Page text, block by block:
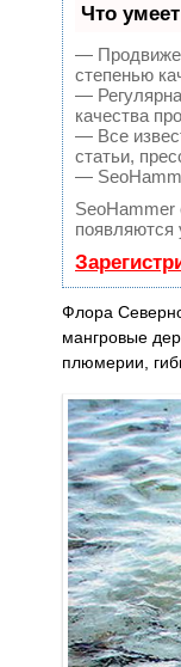
Что
—
степенью
—
качества
— Все
статьи,
—
SeoHammer
появляются
Флора
мангровые
плюмерии,